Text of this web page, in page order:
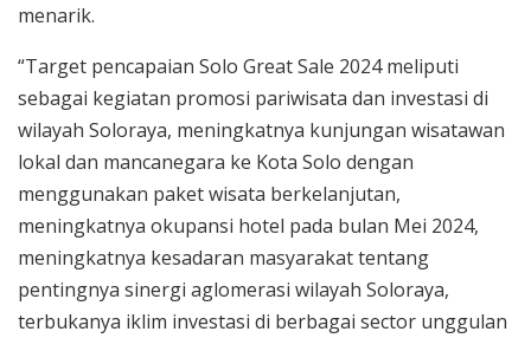
menarik.
“Target pencapaian Solo Great Sale 2024 meliputi
sebagai kegiatan promosi pariwisata dan investasi di
wilayah Soloraya, meningkatnya kunjungan wisatawan
lokal dan mancanegara ke Kota Solo dengan
menggunakan paket wisata berkelanjutan,
meningkatnya okupansi hotel pada bulan Mei 2024,
meningkatnya kesadaran masyarakat tentang
pentingnya sinergi aglomerasi wilayah Soloraya,
terbukanya iklim investasi di berbagai sector unggulan